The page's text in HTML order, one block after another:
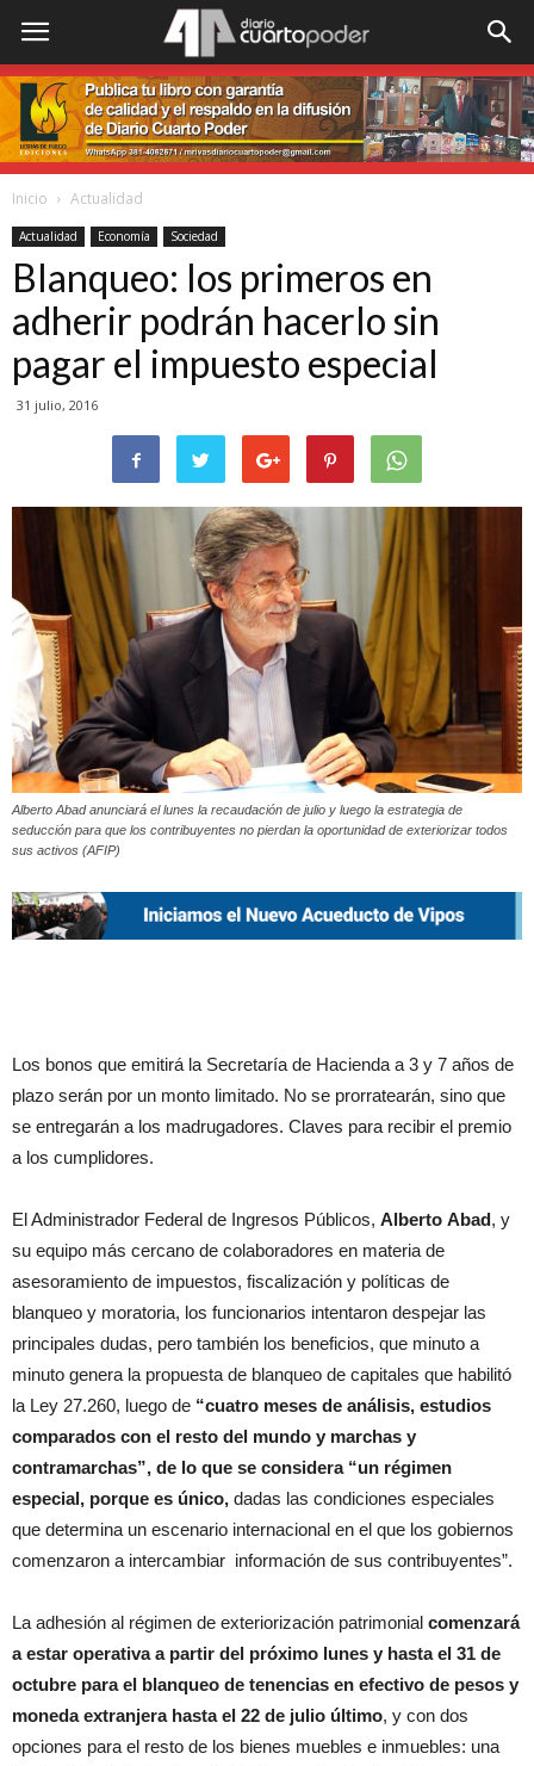
Inicio Actualidad
Actualidad Economía Sociedad
Blanqueo: los primeros en
adherir podrán hacerlo sin
pagar el impuesto especial
31 julio, 2016
Alberto Abad anunciará el lunes la recaudación de julio y luego la estrategia de
seducción para que los contribuyentes no pierdan la oportunidad de exteriorizar todos
sus activos (AFIP)
Los bonos que emitirá la Secretaría de Hacienda a 3 y 7 años de
plazo serán por un monto limitado. No se prorratearán, sino que
se entregarán a los madrugadores. Claves para recibir el premio
a los cumplidores.
El Administrador Federal de Ingresos Públicos, Alberto Abad, y
su equipo más cercano de colaboradores en materia de
asesoramiento de impuestos, fiscalización y políticas de
blanqueo y moratoria, los funcionarios intentaron despejar las
principales dudas, pero también los beneficios, que minuto a
minuto genera la propuesta de blanqueo de capitales que habilitó
la Ley 27.260, luego de “cuatro meses de análisis, estudios
comparados con el resto del mundo y marchas y
contramarchas”, de lo que se considera “un régimen
especial, porque es único, dadas las condiciones especiales
que determina un escenario internacional en el que los gobiernos
comenzaron a intercambiar información de sus contribuyentes”.
La adhesión al régimen de exteriorización patrimonial comenzará
a estar operativa a partir del próximo lunes y hasta el 31 de
octubre para el blanqueo de tenencias en efectivo de pesos y
moneda extranjera hasta el 22 de julio último, y con dos
opciones para el resto de los bienes muebles e inmuebles: una